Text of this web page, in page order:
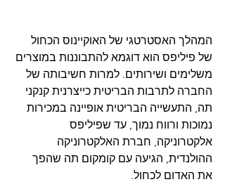
המהלך האסטרטגי של האוקיינוס ​​הכחול
של פיליפס הוא דוגמא להתבוננות במוצרים
משלימים ושירותים. למרות חשיבותה של
החברה לתרבות הבריטית כייצרנית קנקני
תה, התעשייה הבריטית אופיינה במכירות
נמוכות ורווח נמוך, עד שפיליפס
אלקטרוניקה, חברת האלקטרוניקה
ההולנדית, הגיעה עם קומקום תה שהפך
את האדום לכחול.